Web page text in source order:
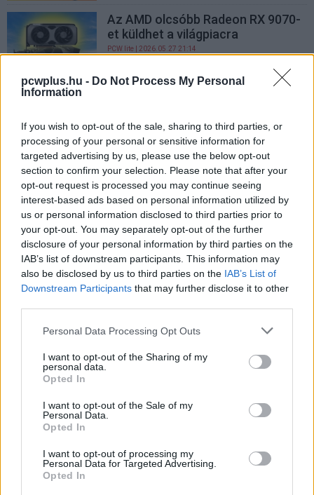
pcwplus.hu - Do Not Process My Personal
Information
If you wish to opt-out of the sale, sharing to third parties, or
processing of your personal or sensitive information for
targeted advertising by us, please use the below opt-out
section to confirm your selection. Please note that after your
opt-out request is processed you may continue seeing
interest-based ads based on personal information utilized by
us or personal information disclosed to third parties prior to
your opt-out. You may separately opt-out of the further
disclosure of your personal information by third parties on the
IAB’s list of downstream participants. This information may
also be disclosed by us to third parties on the IAB’s List of
Downstream Participants that may further disclose it to other
Please note that this website/app uses one or more Google
not limited to your visit or usage behaviour. You may click to
grant or deny consent to Google and its third-party tags to
use your data for below specified purposes in below Google
consent section.
Personal Data Processing Opt Outs
I want to opt-out of the Sharing of my
personal data.
Opted In
I want to opt-out of the Sale of my
Personal Data.
Opted In
I want to opt-out of processing my
Personal Data for Targeted Advertising.
Opted In
Az AMD olcsóbb Radeon RX 9070-
et küldhet a világpiacra
PCW.lite | 2026.05.27 21:14
Tényleg érkezhet az AMD Radeon
Az AMD frissíteni tervezi a
legfurább RX 90-es kártyáját
PCW.pro| 2025.08.27 21:14